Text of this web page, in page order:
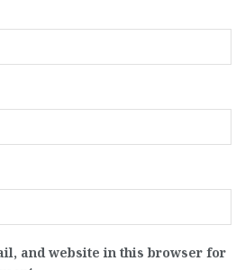
and website in this browser for